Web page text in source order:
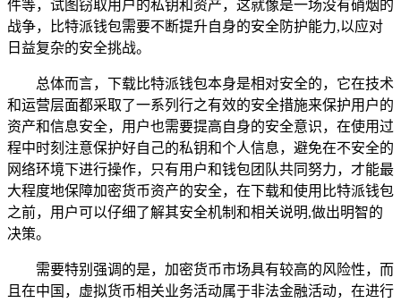
件等，试图窃取用户的私钥和资产，这就像是一场没有硝烟的
战争，比特派钱包需要不断提升自身的安全防护能力,以应对
日益复杂的安全挑战。
总体而言，下载比特派钱包本身是相对安全的，它在技术
和运营层面都采取了一系列行之有效的安全措施来保护用户的
资产和信息安全，用户也需要提高自身的安全意识，在使用过
程中时刻注意保护好自己的私钥和个人信息，避免在不安全的
网络环境下进行操作，只有用户和钱包团队共同努力，才能最
大程度地保障加密货币资产的安全，在下载和使用比特派钱包
之前，用户可以仔细了解其安全机制和相关说明,做出明智的
决策。
需要特别强调的是，加密货币市场具有较高的风险性，而
且在中国，虚拟货币相关业务活动属于非法金融活动，在进行